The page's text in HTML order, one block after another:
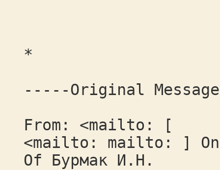
*
-----Original
From: <mailto: [
<mailto: mailto: ]
Of Бурмак И.Н.